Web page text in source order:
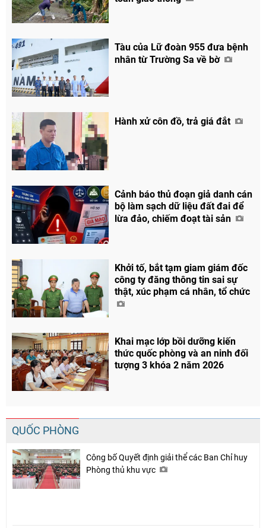
Facebook
Tàu của Lữ đoàn 955 đưa bệnh
nhân từ Trường Sa về bờ
Hành xử côn đồ, trả giá đắt
Cảnh báo thủ đoạn giả danh cán
bộ làm sạch dữ liệu đất đai để
lừa đảo, chiếm đoạt tài sản
Khởi tố, bắt tạm giam giám đốc
công ty đăng thông tin sai sự
thật, xúc phạm cá nhân, tổ chức
Khai mạc lớp bồi dưỡng kiến
thức quốc phòng và an ninh đối
tượng 3 khóa 2 năm 2026
QUỐC PHÒNG
Công bố Quyết định giải thể các Ban Chỉ huy
Phòng thủ khu vực